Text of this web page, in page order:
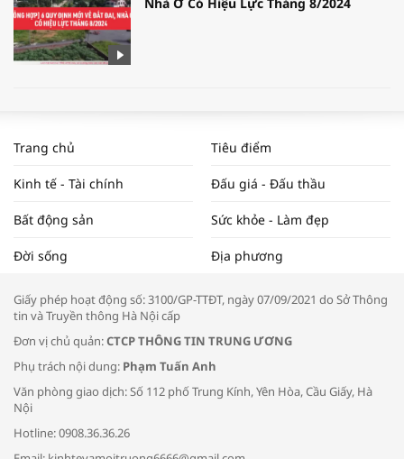
NAM NĂM 2024 VÀ NĂM 2025 | NHỊP
ĐẬP THỊ TRƯỜNG #62
Tọa đàm “Xúc tiến thương mại: Khơi
Bác sĩ tư vấn cách phòng tránh bệnh
Trang chủ Tiêu điểm
Kinh tế - Tài chính Đấu giá - Đấu thầu
Bất động sản Sức khỏe - Làm đẹp
Đời sống Địa phương
Giấy phép hoạt động số: 3100/GP-TTĐT, ngày 07/09/2021 do Sở Thông
tin và Truyền thông Hà Nội cấp
Đơn vị chủ quản:CTCP THÔNG TIN TRUNG ƯƠNG
Phụ trách nội dung: Phạm Tuấn Anh
Văn phòng giao dịch: Số 112 phố Trung Kính, Yên Hòa, Cầu Giấy, Hà
Nội
Hotline: 0908.36.36.26